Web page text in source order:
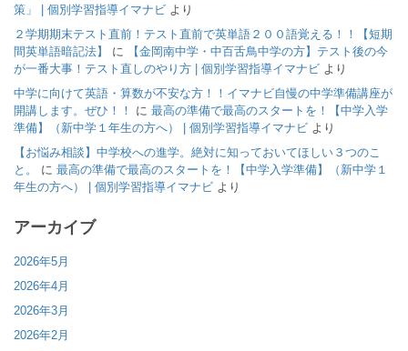
策」 | 個別学習指導イマナビ より
２学期期末テスト直前！テスト直前で英単語２００語覚える！！【短期
間英単語暗記法】
に
【金岡南中学・中百舌鳥中学の方】テスト後の今
が一番大事！テスト直しのやり方 | 個別学習指導イマナビ より
中学に向けて英語・算数が不安な方！！イマナビ自慢の中学準備講座が
開講します。ぜひ！！
に 最高の準備で最高のスタートを！【中学入学
準備】（新中学１年生の方へ） | 個別学習指導イマナビ より
【お悩み相談】中学校への進学。絶対に知っておいてほしい３つのこ
と。
に 最高の準備で最高のスタートを！【中学入学準備】（新中学１
年生の方へ） | 個別学習指導イマナビ より
アーカイブ
2026年5月
2026年4月
2026年3月
2026年2月